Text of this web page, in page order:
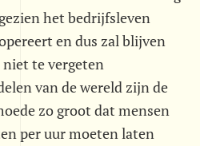
het bedrijfsleven
en dus zal blijven
te vergeten
van de wereld zijn de
zo groot dat mensen
per uur moeten laten